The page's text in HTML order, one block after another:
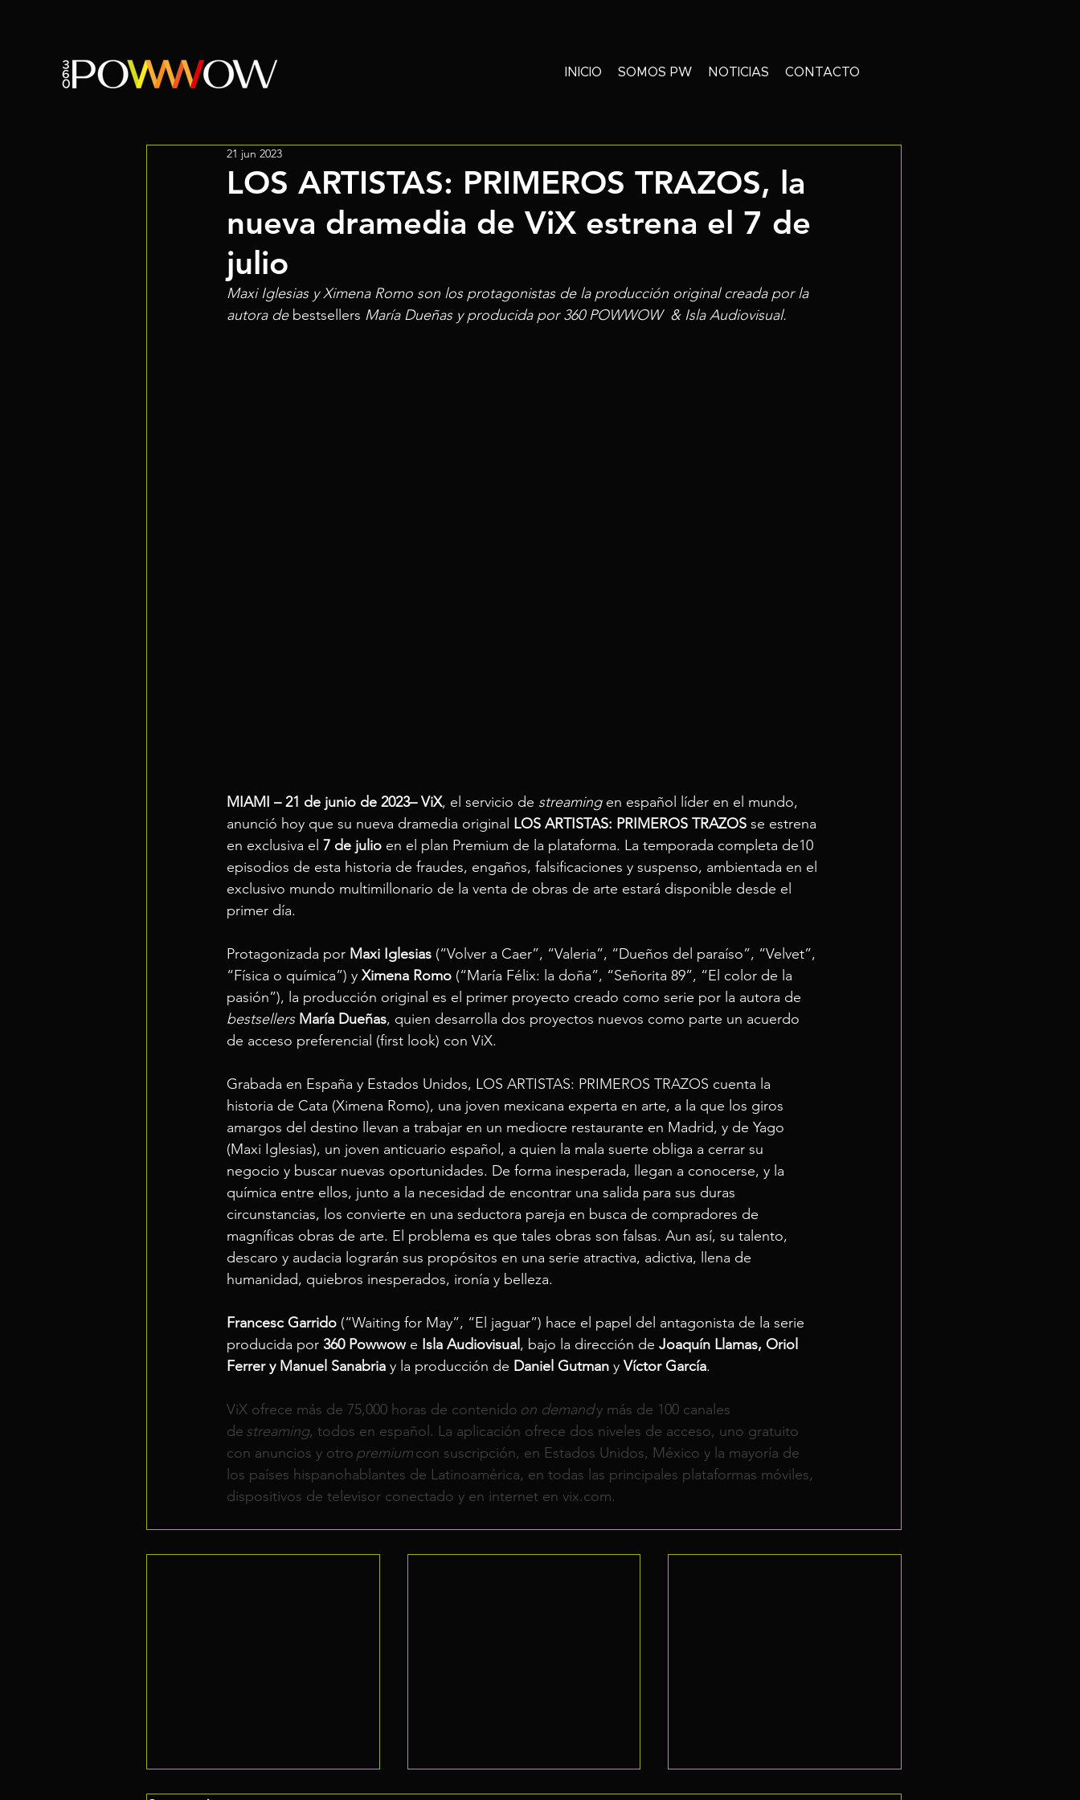
INICIO SOMOS PW NOTICIAS CONTACTO
LOS ARTISTAS: PRIMEROS TRAZOS, la
nueva dramedia de ViX estrena el 7 de
julio
21 jun 2023
Maxi Iglesias y Ximena Romo son los protagonistas de la producción original creada por la
autora de bestsellers María Dueñas y producida por 360 POWWOW  & Isla Audiovisual.
MIAMI – 21 de junio de 2023– ViX, el servicio de streaming en español líder en el mundo,
anunció hoy que su nueva dramedia original LOS ARTISTAS: PRIMEROS TRAZOS se estrena
en exclusiva el 7 de julio en el plan Premium de la plataforma. La temporada completa de10
episodios de esta historia de fraudes, engaños, falsificaciones y suspenso, ambientada en el
exclusivo mundo multimillonario de la venta de obras de arte estará disponible desde el
primer día.
Protagonizada por Maxi Iglesias (“Volver a Caer”, “Valeria”, “Dueños del paraíso”, “Velvet”,
“Física o química”) y Ximena Romo (“María Félix: la doña”, “Señorita 89”, “El color de la
pasión”), la producción original es el primer proyecto creado como serie por la autora de
bestsellers María Dueñas, quien desarrolla dos proyectos nuevos como parte un acuerdo
de acceso preferencial (first look) con ViX.
Grabada en España y Estados Unidos, LOS ARTISTAS: PRIMEROS TRAZOS cuenta la
historia de Cata (Ximena Romo), una joven mexicana experta en arte, a la que los giros
amargos del destino llevan a trabajar en un mediocre restaurante en Madrid, y de Yago
(Maxi Iglesias), un joven anticuario español, a quien la mala suerte obliga a cerrar su
negocio y buscar nuevas oportunidades. De forma inesperada, llegan a conocerse, y la
química entre ellos, junto a la necesidad de encontrar una salida para sus duras
circunstancias, los convierte en una seductora pareja en busca de compradores de
magníficas obras de arte. El problema es que tales obras son falsas. Aun así, su talento,
descaro y audacia lograrán sus propósitos en una serie atractiva, adictiva, llena de
humanidad, quiebros inesperados, ironía y belleza.
Francesc Garrido (“Waiting for May”, “El jaguar”) hace el papel del antagonista de la serie
producida por 360 Powwow e Isla Audiovisual , bajo la dirección de Joaquín Llamas, Oriol
Ferrer y Manuel Sanabria y la producción de Daniel Gutman y Víctor García.
ViX ofrece más de 75,000 horas de contenido on demand y más de 100 canales
de streaming, todos en español. La aplicación ofrece dos niveles de acceso, uno gratuito
con anuncios y otro premium con suscripción, en Estados Unidos, México y la mayoría de
los países hispanohablantes de Latinoamérica, en todas las principales plataformas móviles,
dispositivos de televisor conectado y en internet en vix.com.